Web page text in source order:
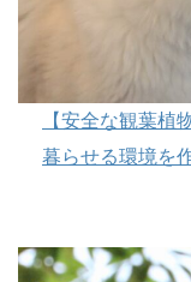
【安全な観葉植
暮らせる環境を